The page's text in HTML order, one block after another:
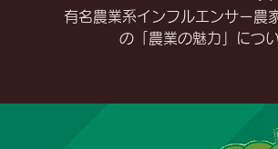
有名農業系インフルエンサー
の「農業の魅力」につ